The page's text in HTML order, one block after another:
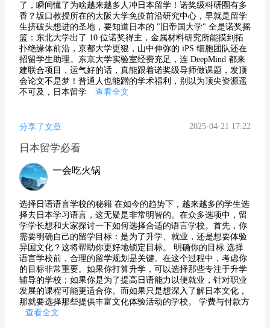
了，瞬间懂了为啥越来越多人冲日本留学！诺奖级科研圈有多
香？坂口教授所在的大阪大学免疫前沿研究中心，早就是留学
生挤破头想进的圣地，要知道日本的 "旧帝国大学" 全是诺奖摇
篮：东北大学出了 10 位诺奖得主，金属材料研究所能摸到拓
扑绝缘体前沿，京都大学更狠，山中伸弥的 iPS 细胞团队还在
招留学生助理。东京大学实验室经费充足，连 DeepMind 都来
建联合项目，运气好的话，真能跟着诺奖级导师做课题，发顶
会论文不是梦！普通人也能蹭的学术福利，别以为顶尖资源遥
不可及，日本留学
查看全文
分享了文章 2025-04-21 17:22
日本留学必看
一会吃火锅
选择日语语言学校的秘籍 在如今的趋势下，越来越多的学生选
择去日本学习语言，这无疑是非常明智的。在众多选项中，留
学学长想和大家探讨一下如何选择合适的语言学校。首先，你
需要明确自己的留学目标：是为了升学、就业，还是想要体验
异国文化？这将帮助你更好地锁定目标。 明确你的目标 选择
语言学校前，合理的留学规划是关键。在这个过程中，考虑你
的目标非常重要。如果你打算升学，可以选择那些专注于升学
辅导的学校；如果你是为了提高日语能力以便就业，针对职业
发展的课程可能更适合你。而如果只是想深入了解日本文化，
那就要选择那些提供丰富文化体验活动的学校。 学费与付款方
查看全文